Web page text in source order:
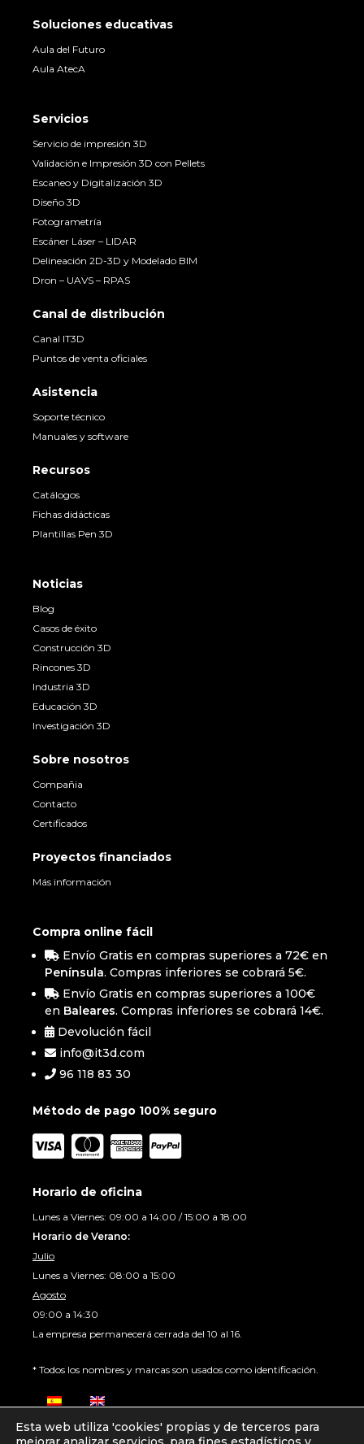
Soluciones educativas
Aula del Futuro
Aula AtecA
Servicios
Servicio de impresión 3D
Validación e Impresión 3D con Pellets
Escaneo y Digitalización 3D
Diseño 3D
Fotogrametría
Escáner Láser – LIDAR
Delineación 2D-3D y Modelado BIM
Dron – UAVS – RPAS
Canal de distribución
Canal IT3D
Puntos de venta oficiales
Asistencia
Soporte técnico
Manuales y software
Recursos
Catálogos
Fichas didácticas
Plantillas Pen 3D
Noticias
Blog
Casos de éxito
Construcción 3D
Rincones 3D
Industria 3D
Educación 3D
Investigación 3D
Sobre nosotros
Compañia
Contacto
Certificados
Proyectos financiados
Más información
Compra online fácil
Envío Gratis en compras superiores a 72€ en
Península. Compras inferiores se cobrará 5€.
Envío Gratis en compras superiores a 100€
en Baleares. Compras inferiores se cobrará 14€.
Devolución fácil
info@it3d.com
96 118 83 30
Método de pago 100% seguro
Horario de oficina
Lunes a Viernes: 09:00 a 14:00 / 15:00 a 18:00
Horario de Verano:
Julio
Lunes a Viernes: 08:00 a 15:00
Agosto
09:00 a 14:30
La empresa permanecerá cerrada del 10 al 16.
* Todos los nombres y marcas son usados como identificación.
Esta web utiliza 'cookies' propias y de terceros para